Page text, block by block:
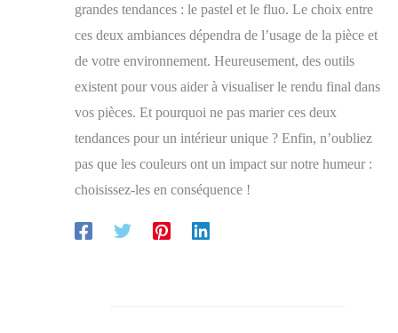
grandes tendances : le pastel et le fluo. Le choix entre
ces deux ambiances dépendra de l’usage de la pièce et
de votre environnement. Heureusement, des outils
existent pour vous aider à visualiser le rendu final dans
vos pièces. Et pourquoi ne pas marier ces deux
tendances pour un intérieur unique ? Enfin, n’oubliez
pas que les couleurs ont un impact sur notre humeur :
choisissez-les en conséquence !